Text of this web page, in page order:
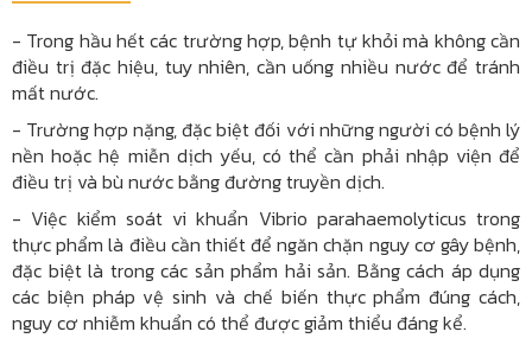
- Trong hầu hết các trường hợp, bệnh tự khỏi mà không cần
điều trị đặc hiệu, tuy nhiên, cần uống nhiều nước để tránh
mất nước.
- Trường hợp nặng, đặc biệt đối với những người có bệnh lý
nền hoặc hệ miễn dịch yếu, có thể cần phải nhập viện để
điều trị và bù nước bằng đường truyền dịch.
- Việc kiểm soát vi khuẩn Vibrio parahaemolyticus trong
thực phẩm là điều cần thiết để ngăn chặn nguy cơ gây bệnh,
đặc biệt là trong các sản phẩm hải sản. Bằng cách áp dụng
các biện pháp vệ sinh và chế biến thực phẩm đúng cách,
nguy cơ nhiễm khuẩn có thể được giảm thiểu đáng kể.